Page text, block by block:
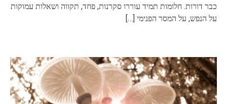
כבר דורות. חלומות תמיד עוררו סקרנות, פחד, תקווה ושאלות עמוקות
על הנפש, על המסר הפנימי […]